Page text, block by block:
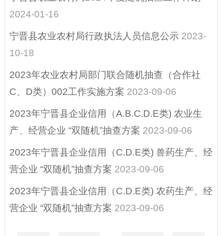
2024-01-16
宁晋县农业农村局行政执法人员信息公示 2023-
10-18
2023年农业农村局部门联合随机抽查（合作社
C、D类）002工作实施方案 2023-09-06
2023年宁晋县企业信用（A.B.C.D.E类) 农业生
产、经营企业 “双随机”抽查方案 2023-09-06
2023年宁晋县企业信用（C.D.E类) 兽药生产、经
营企业 “双随机”抽查方案 2023-09-06
2023年宁晋县企业信用（C.D.E类) 农药生产、经
营企业 “双随机”抽查方案 2023-09-06